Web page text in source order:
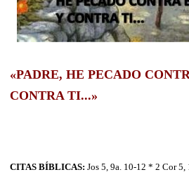
«PADRE, HE PECADO
CONTRA TI...»
CITAS BÍBLICAS: Jos 5, 9a. 10-12 * 2 Cor